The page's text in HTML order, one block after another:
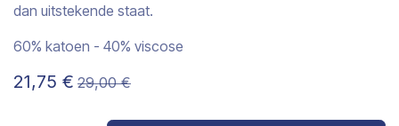
dan uitstekende staat.
60% katoen - 40% viscose
21,75 € 29,00€